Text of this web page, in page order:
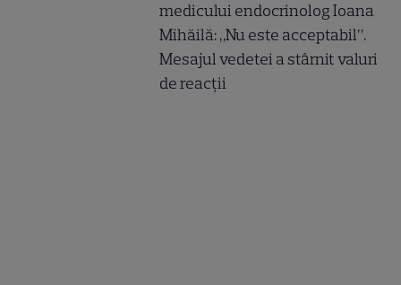
medicului endocrinolog Ioana
Mihăilă: „Nu este acceptabil”.
Mesajul vedetei a stârnit valuri
de reacții